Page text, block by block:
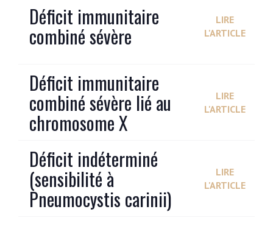
Déficit immunitaire
combiné sévère
LIRE
L'ARTICLE
Déficit immunitaire
combiné sévère lié au
chromosome X
LIRE
L'ARTICLE
Déficit indéterminé
(sensibilité à
Pneumocystis carinii)
LIRE
L'ARTICLE